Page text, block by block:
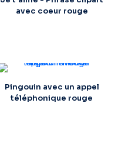
avec coeur rouge
Pingouin avec un appel
téléphonique rouge